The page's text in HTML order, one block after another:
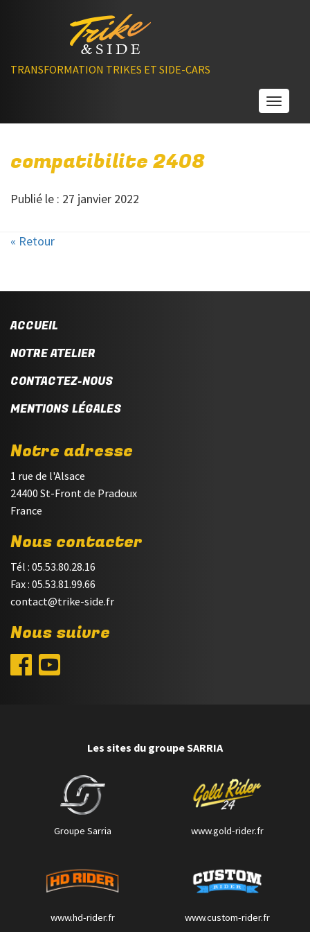
TRANSFORMATION TRIKES ET SIDE-CARS
compatibilite 2408
Publié le : 27 janvier 2022
« Retour
ACCUEIL
NOTRE ATELIER
CONTACTEZ-NOUS
MENTIONS LÉGALES
Notre adresse
1 rue de l'Alsace
24400 St-Front de Pradoux
France
Nous contacter
Tél : 05.53.80.28.16
Fax : 05.53.81.99.66
contact@trike-side.fr
Nous suivre
Les sites du groupe SARRIA
Groupe Sarria www.gold-rider.fr
www.hd-rider.fr www.custom-rider.fr